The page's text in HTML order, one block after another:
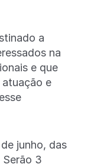
a
na
e que
atuação e
junho, das
Serão 3